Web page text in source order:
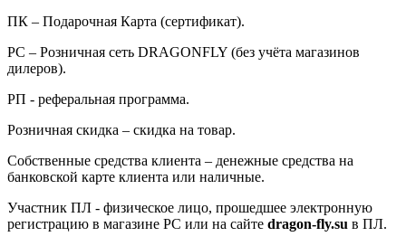
ПК – Подарочная Карта (сертификат).
РС – Розничная сеть DRAGONFLY (без учёта магазинов
дилеров).
РП - реферальная программа.
Розничная скидка – скидка на товар.
Собственные средства клиента – денежные средства на
банковской карте клиента или наличные.
Участник ПЛ - физическое лицо, прошедшее электронную
регистрацию в магазине РС или на сайте dragon-fly.su в ПЛ.